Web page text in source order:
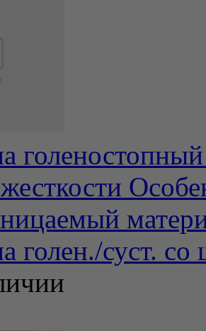
голен./суст.